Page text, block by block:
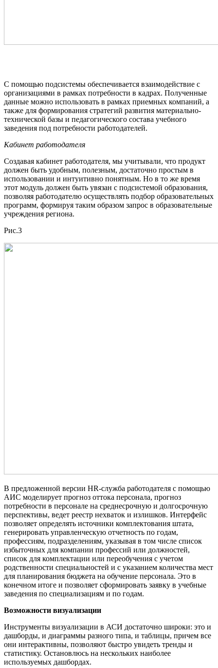
С помощью подсистемы обеспечивается взаимодействие с
организациями в рамках потребности в кадрах. Полученные
данные можно использовать в рамках приемных компаний, а
также для формирования стратегий развития материально-
технической базы и педагогического состава учебного
заведения под потребности работодателей.
Кабинет работодателя
Создавая кабинет работодателя, мы учитывали, что продукт
должен быть удобным, полезным, достаточно простым в
использовании и интуитивно понятным. Но в то же время
этот модуль должен быть увязан с подсистемой образования,
позволяя работодателю осуществлять подбор образовательных
программ, формируя таким образом запрос в образовательные
учреждения региона.
Рис.3
В предложенной версии HR-служба работодателя с помощью
АИС моделирует прогноз оттока персонала, прогноз
потребности в персонале на среднесрочную и долгосрочную
перспективы, ведет реестр нехваток и излишков. Интерфейс
позволяет определять источники комплектования штата,
генерировать управленческую отчетность по годам,
профессиям, подразделениям, указывая в том числе список
избыточных для компании профессий или должностей,
список для комплектации или переобучения с учетом
родственности специальностей и с указанием количества мест
для планирования бюджета на обучение персонала. Это в
конечном итоге и позволяет сформировать заявку в учебные
заведения по специализациям и по годам.
Возможности визуализации
Инструменты визуализации в АСИ достаточно широки: это и
дашборды, и диаграммы разного типа, и таблицы, причем все
они интерактивны, позволяют быстро увидеть тренды и
статистику. Остановлюсь на нескольких наиболее
используемых дашбордах.